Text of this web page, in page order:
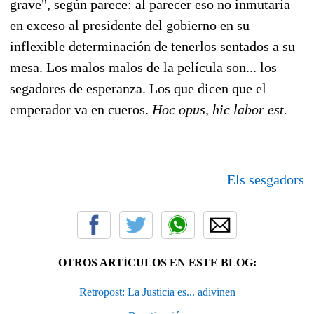
grave", según parece: al parecer eso no inmutaría
en exceso al presidente del gobierno en su
inflexible determinación de tenerlos sentados a su
mesa. Los malos malos de la película son... los
segadores de esperanza. Los que dicen que el
emperador va en cueros. Hoc opus, hic labor est.
Els sesgadors
OTROS ARTÍCULOS EN ESTE BLOG:
Retropost: La Justicia es... adivinen